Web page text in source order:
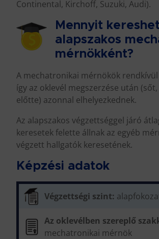
Continental, Kirchoff, Suzuki, Audi).
Mennyit
alapszakos
mérnökként?
A mechatronikai mérnökök
így az oklevél megszerzése után
előtte) azonnal elhelyezkednek.
Az alapszakos végzettséggel járó
keresetek felette állnak az egyéb
végzett hallgatók keresetének.
Képzési adatok
Végzettségi szint:
Az oklevélben szereplő
mechatronikai mérnök